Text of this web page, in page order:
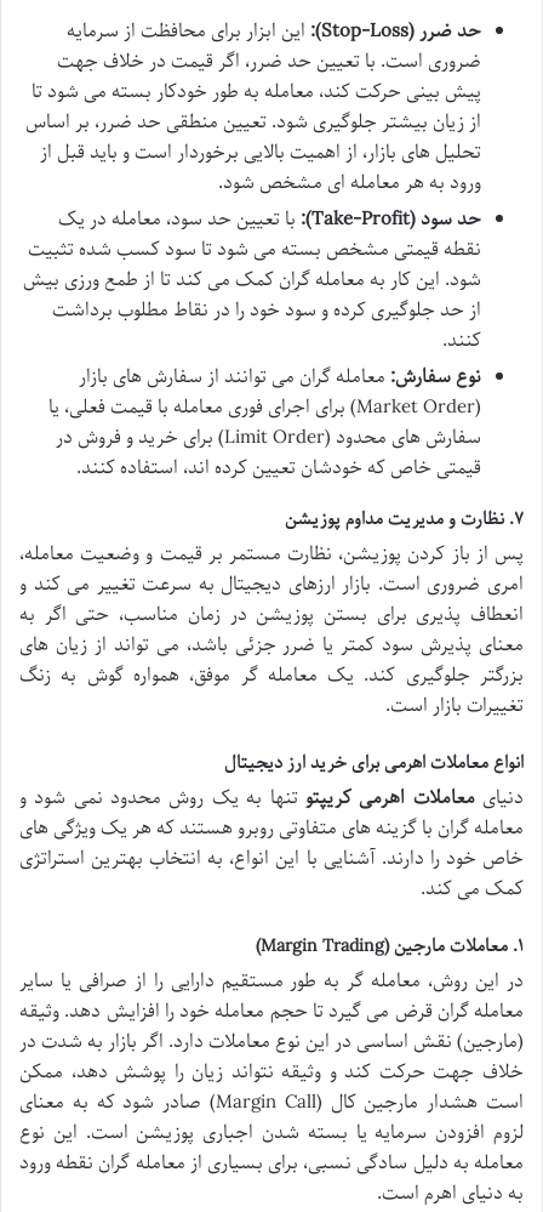
حد ضرر (Stop-Loss):
این ابزار برای محافظت از سرمایه
ضروری است. با تعیین حد ضرر، اگر قیمت در خلاف جهت
پیش بینی حرکت کند، معامله به طور خودکار بسته می شود تا
از زیان بیشتر جلوگیری شود. تعیین منطقی حد ضرر، بر اساس
تحلیل های بازار، از اهمیت بالایی برخوردار است و باید قبل از
ورود به هر معامله ای مشخص شود.
حد سود (Take-Profit):
با تعیین حد سود، معامله در یک
نقطه قیمتی مشخص بسته می شود تا سود کسب شده تثبیت
شود. این کار به معامله گران کمک می کند تا از طمع ورزی بیش
از حد جلوگیری کرده و سود خود را در نقاط مطلوب برداشت
کنند.
نوع سفارش: معامله گران می توانند از سفارش های بازار
(Market Order) برای اجرای فوری معامله با قیمت فعلی، یا
سفارش های محدود (Limit Order) برای خرید و فروش در
قیمتی خاص که خودشان تعیین کرده اند، استفاده کنند.
۷. نظارت و مدیریت مداوم پوزیشن
پس از باز کردن پوزیشن، نظارت مستمر بر قیمت و وضعیت معامله،
امری ضروری است. بازار ارزهای دیجیتال به سرعت تغییر می کند و
انعطاف پذیری برای بستن پوزیشن در زمان مناسب، حتی اگر به
معنای پذیرش سود کمتر یا ضرر جزئی باشد، می تواند از زیان های
بزرگتر جلوگیری کند. یک معامله گر موفق، همواره گوش به زنگ
تغییرات بازار است.
انواع معاملات اهرمی برای خرید ارز دیجیتال
دنیایمعاملات اهرمی کریپتو تنها به یک روش محدود نمی شود و
معامله گران با گزینه های متفاوتی روبرو هستند که هر یک ویژگی های
خاص خود را دارند. آشنایی با این انواع، به انتخاب بهترین استراتژی
کمک می کند.
۱. معاملات مارجین (Margin Trading)
در این روش، معامله گر به طور مستقیم دارایی را از صرافی یا سایر
معامله گران قرض می گیرد تا حجم معامله خود را افزایش دهد. وثیقه
(مارجین) نقش اساسی در این نوع معاملات دارد. اگر بازار به شدت در
خلاف جهت حرکت کند و وثیقه نتواند زیان را پوشش دهد، ممکن
است هشدار مارجین کال (Margin Call) صادر شود که به معنای
لزوم افزودن سرمایه یا بسته شدن اجباری پوزیشن است. این نوع
معامله به دلیل سادگی نسبی، برای بسیاری از معامله گران نقطه ورود
به دنیای اهرم است.